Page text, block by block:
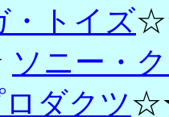
・トイズ
ソニー・
ダクツ